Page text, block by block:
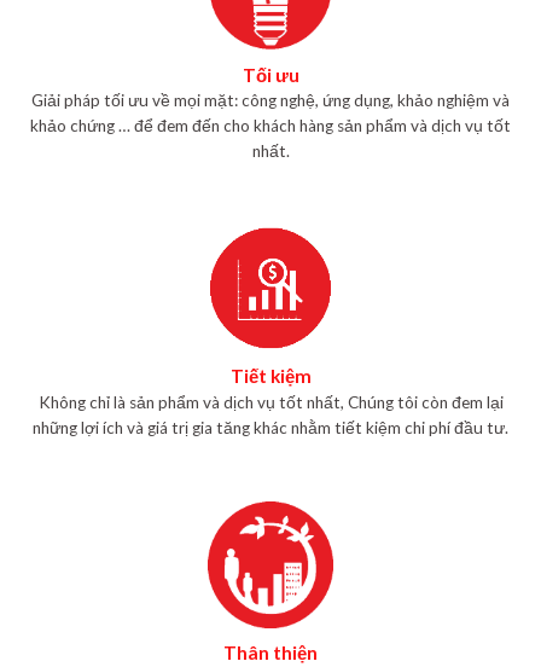
Tối ưu
Giải pháp tối ưu về mọi mặt: công nghệ, ứng dụng, khảo nghiệm và
khảo chứng … để đem đến cho khách hàng sản phẩm và dịch vụ tốt
nhất.
Tiết kiệm
Không chỉ là sản phẩm và dịch vụ tốt nhất, Chúng tôi còn đem lại
những lợi ích và giá trị gia tăng khác nhằm tiết kiệm chi phí đầu tư.
Thân thiện